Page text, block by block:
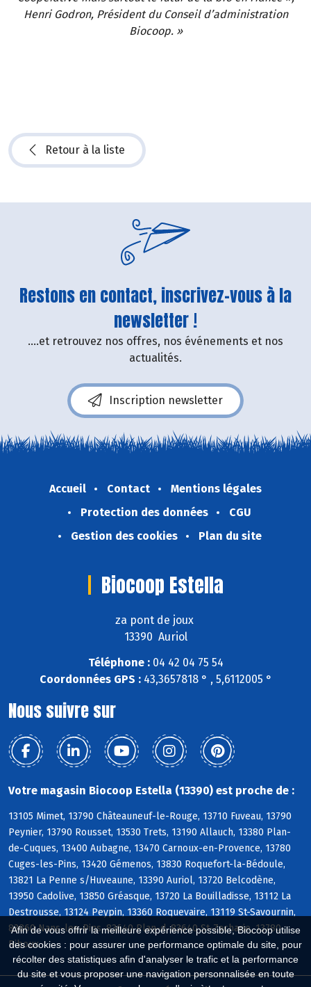
Afin de vous offrir la meilleure expérience possible, Biocoop utilise
des cookies : pour assurer une performance optimale du site, pour
récolter des statistiques afin d'analyser le trafic et la performance
du site et vous proposer une navigation personnalisée en toute
Henri Godron, Président du Conseil d’administration
Biocoop. »
Retour à la liste
Restons en contact, inscrivez-vous à la
newsletter !
....et retrouvez nos offres, nos événements et nos
actualités.
Inscription newsletter
Accueil Contact
Mentions légales
Protection des données
CGU
Gestion des cookies
Plan du site
Biocoop Estella
za pont de joux
13390 Auriol
Téléphone :04 42 04 75 54
Coordonnées GPS :43,3657818 ° , 5,6112005 °
Nous suivre sur
Votre magasin Biocoop Estella (13390) est proche de :
13105 Mimet, 13790 Châteauneuf-le-Rouge, 13710 Fuveau, 13790
Peynier, 13790 Rousset, 13530 Trets, 13190 Allauch, 13380 Plan-
de-Cuques, 13400 Aubagne, 13470 Carnoux-en-Provence, 13780
Cuges-les-Pins, 13420 Gémenos, 13830 Roquefort-la-Bédoule,
13821 La Penne s/Huveaune, 13390 Auriol, 13720 Belcodène,
13950 Cadolive, 13850 Gréasque, 13720 La Bouilladisse, 13112 La
Destrousse, 13124 Peypin, 13360 Roquevaire, 13119 St-Savournin,
83860 Nans-les-Pins, 83640 Plan-d, 83640 St-Zacharie, 13780
Riboux